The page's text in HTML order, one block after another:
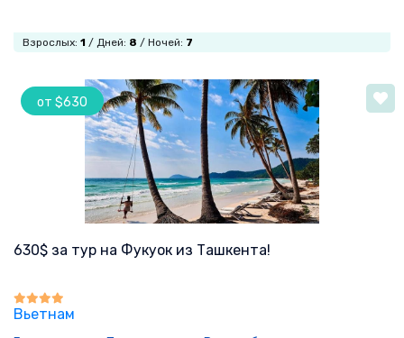
Взрослых: 1 / Дней: 8 / Ночей: 7
от $630
630$ за тур на Фукуок из Ташкента!
Вьетнам